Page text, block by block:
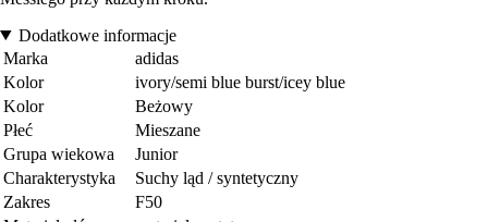
Dodatkowe informacje
Marka
adidas
Kolor
ivory/semi blue burst/icey blue
Kolor
Beżowy
Płeć
Mieszane
Grupa wiekowa
Junior
Charakterystyka
Suchy ląd / syntetyczny
Zakres
F50